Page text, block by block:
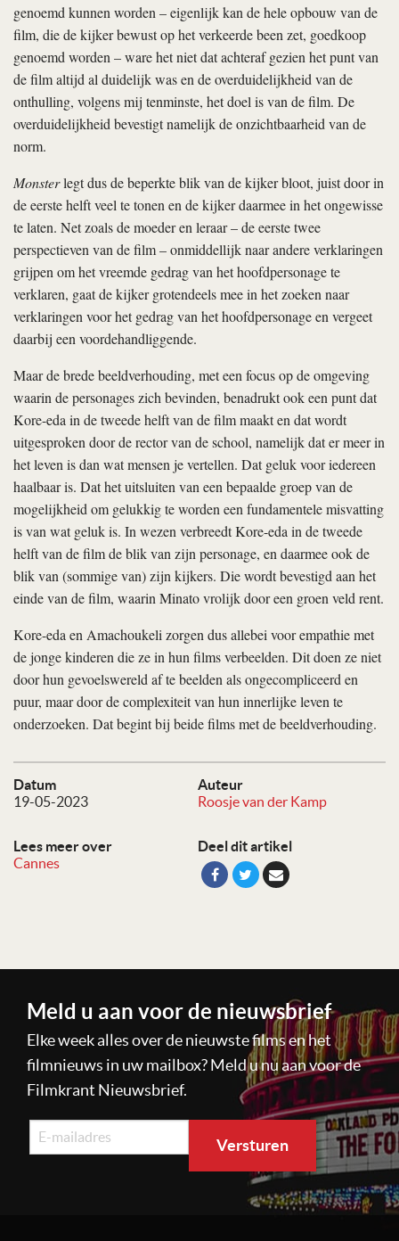
Datum
19-05-2023
Auteur
Roosje van der Kamp
Lees meer over
Cannes
Deel dit artikel
genoemd kunnen worden – eigenlijk kan de hele opbouw van de
film, die de kijker bewust op het verkeerde been zet, goedkoop
genoemd worden – ware het niet dat achteraf gezien het punt van
de film altijd al duidelijk was en de overduidelijkheid van de
onthulling, volgens mij tenminste, het doel is van de film. De
overduidelijkheid bevestigt namelijk de onzichtbaarheid van de
norm.
Monsterlegt dus de beperkte blik van de kijker bloot, juist door in
de eerste helft veel te tonen en de kijker daarmee in het ongewisse
te laten. Net zoals de moeder en leraar – de eerste twee
perspectieven van de film – onmiddellijk naar andere verklaringen
grijpen om het vreemde gedrag van het hoofdpersonage te
verklaren, gaat de kijker grotendeels mee in het zoeken naar
verklaringen voor het gedrag van het hoofdpersonage en vergeet
daarbij een voordehandliggende.
Maar de brede beeldverhouding, met een focus op de omgeving
waarin de personages zich bevinden, benadrukt ook een punt dat
Kore-eda in de tweede helft van de film maakt en dat wordt
uitgesproken door de rector van de school, namelijk dat er meer in
het leven is dan wat mensen je vertellen. Dat geluk voor iedereen
haalbaar is. Dat het uitsluiten van een bepaalde groep van de
mogelijkheid om gelukkig te worden een fundamentele misvatting
is van wat geluk is. In wezen verbreedt Kore-eda in de tweede
helft van de film de blik van zijn personage, en daarmee ook de
blik van (sommige van) zijn kijkers. Die wordt bevestigd aan het
einde van de film, waarin Minato vrolijk door een groen veld rent.
Kore-eda en Amachoukeli zorgen dus allebei voor empathie met
de jonge kinderen die ze in hun films verbeelden. Dit doen ze niet
door hun gevoelswereld af te beelden als ongecompliceerd en
puur, maar door de complexiteit van hun innerlijke leven te
onderzoeken. Dat begint bij beide films met de beeldverhouding.
Meld u aan voor de nieuwsbrief
Elke week alles over de nieuwste films en het
filmnieuws in uw mailbox? Meld u nu aan voor de
Filmkrant Nieuwsbrief.